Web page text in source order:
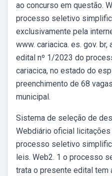
ao concurso em questão.
processo seletivo
exclusivamente pela
www. cariacica. es. gov.
edital nº 1/2023 do
cariacica, no estado do
preenchimento de 68
municipal.
Sistema de seleção de
Webdiário oficial
processo seletivo
leis. Web2. 1 o processo
trata o presente edital tem